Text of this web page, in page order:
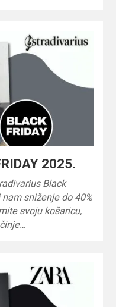
2025.
Black
sniženje do 40%
svoju košaricu,